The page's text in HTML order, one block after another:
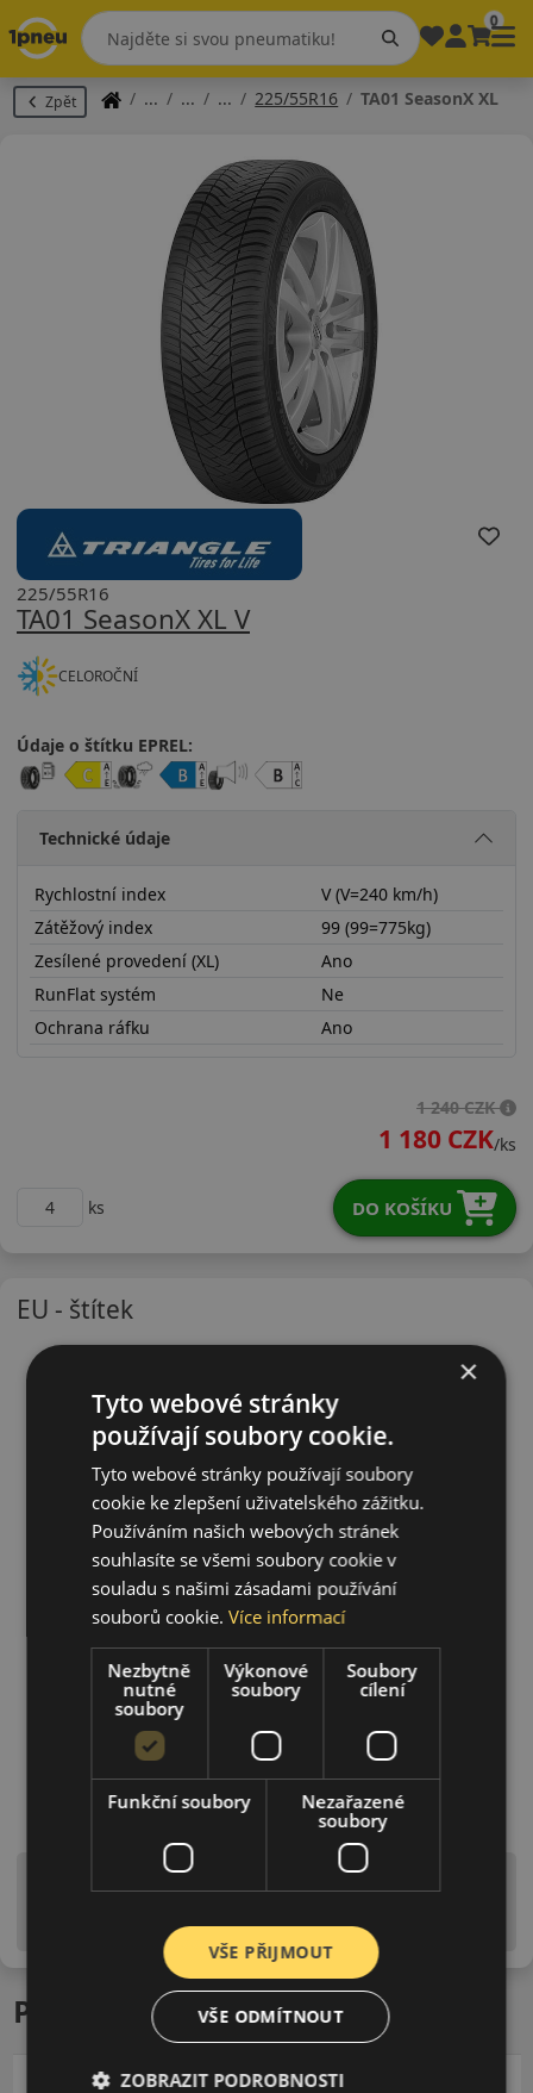
0
Zpět 225/55R16 TA01 SeasonX XL
TA01 SeasonX XL V
225/55R16
CELOROČNÍ
Údaje o štítku EPREL:
Technické údaje
Rychlostní index
V (V=240 km/h)
Zátěžový index
99 (99=775kg)
Zesílené provedení (XL)
Ano
RunFlat systém
Ne
Ochrana ráfku
Ano
1 240 CZK
1 180 CZK/ks
ks DO KOŠÍKU
EU - štítek
Upozornění! Hodnoty na štítku jsou pouze
is EU štítky ve smyslu dosud platné (předchozí) legislativy.
Podobné produkty
×
Tyto webové stránky
používají soubory cookie.
Tyto webové stránky používají soubory
cookie ke zlepšení uživatelského zážitku.
Používáním našich webových stránek
souhlasíte se všemi soubory cookie v
souladu s našimi zásadami používání
souborů cookie.Více informací
Nezbytně
nutné
soubory
Výkonové
soubory
Soubory
cílení
Funkční soubory
Nezařazené
soubory
VŠE PŘIJMOUT
VŠE ODMÍTNOUT
ZOBRAZIT PODROBNOSTI